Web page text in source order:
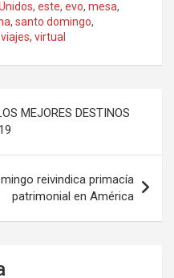
, este, evo, mesa,
, santo domingo,
viajes, virtual
MEJORES DESTINOS
reivindica primacía
patrimonial en América